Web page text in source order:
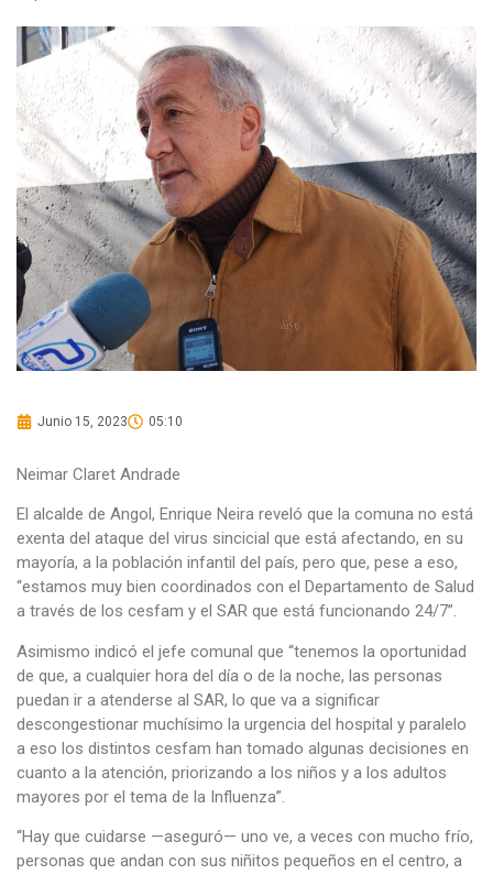
Junio 15, 2023 05:10
Neimar Claret Andrade
El alcalde de Angol, Enrique Neira reveló que la comuna no está
exenta del ataque del virus sincicial que está afectando, en su
mayoría, a la población infantil del país, pero que, pese a eso,
“estamos muy bien coordinados con el Departamento de Salud
a través de los cesfam y el SAR que está funcionando 24/7”.
Asimismo indicó el jefe comunal que “tenemos la oportunidad
de que, a cualquier hora del día o de la noche, las personas
puedan ir a atenderse al SAR, lo que va a significar
descongestionar muchísimo la urgencia del hospital y paralelo
a eso los distintos cesfam han tomado algunas decisiones en
cuanto a la atención, priorizando a los niños y a los adultos
mayores por el tema de la Influenza”.
“Hay que cuidarse —aseguró— uno ve, a veces con mucho frío,
personas que andan con sus niñitos pequeños en el centro, a